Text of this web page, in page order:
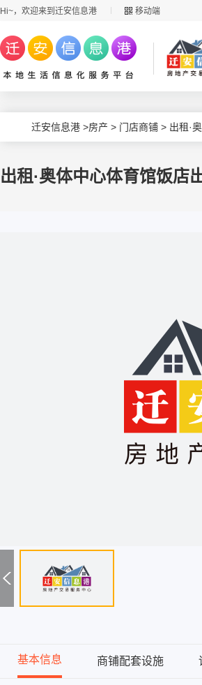
Hi~，欢迎来到迁安信息港 移动端
迁安信息港 >房产 > 门店商铺 > 出租·
出租·奥体中心体育馆饭店
基本信息 商铺配套设施